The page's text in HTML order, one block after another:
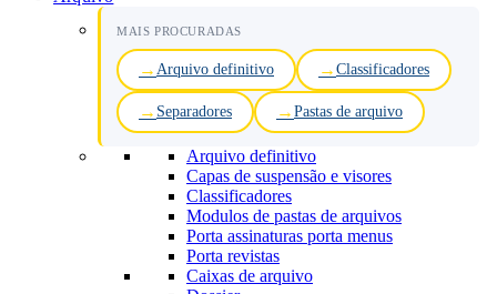
MAIS PROCURADAS
Arquivo definitivo Classificadores
Separadores Pastas de arquivo
Arquivo definitivo
Capas de suspensão e visores
Classificadores
Modulos de pastas de arquivos
Porta assinaturas porta menus
Porta revistas
Caixas de arquivo